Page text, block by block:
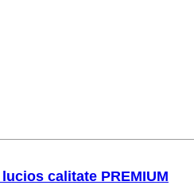
calitate PREMIUM